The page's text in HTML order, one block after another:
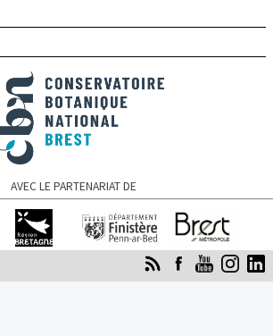
Conservatoire botanique national de Brest
AVEC LE PARTENARIAT DE
Région Bretagne Finistère Brest Métropole